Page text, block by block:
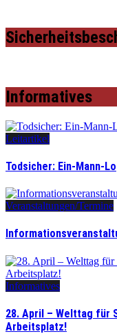
Informatives
Leitartikel
Todsicher: Ein-Mann-
Veranstaltungen/Termine
Informatives
28. April – Welttag für
Arbeitsplatz!